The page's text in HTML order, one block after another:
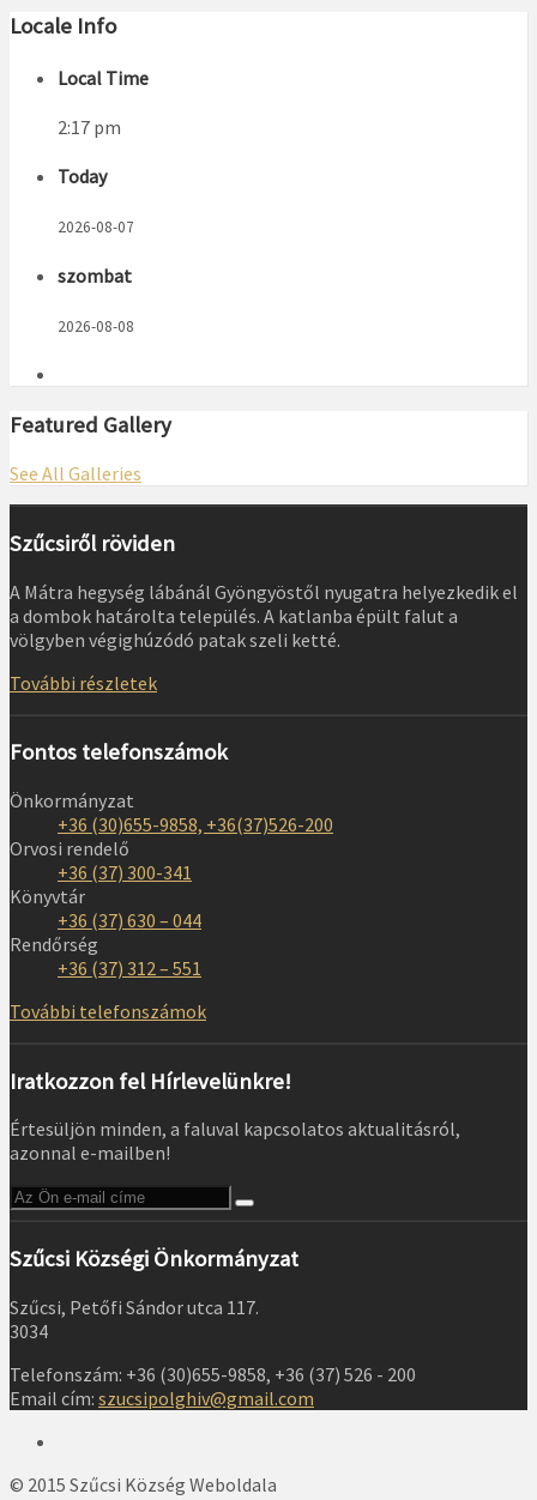
Locale Info
Local Time
2:17 pm
Today
2026-08-07
szombat
2026-08-08
Featured Gallery
See All Galleries
Szűcsiről röviden
A Mátra hegység lábánál Gyöngyöstől nyugatra helyezkedik el
a dombok határolta település. A katlanba épült falut a
völgyben végighúzódó patak szeli ketté.
További részletek
Fontos telefonszámok
Önkormányzat
+36 (30)655-9858, +36(37)526-200
Orvosi rendelő
+36 (37) 300-341
Könyvtár
+36 (37) 630 – 044
Rendőrség
+36 (37) 312 – 551
További telefonszámok
Iratkozzon fel Hírlevelünkre!
Értesüljön minden, a faluval kapcsolatos aktualitásról,
azonnal e-mailben!
Szűcsi Községi Önkormányzat
Szűcsi, Petőfi Sándor utca 117.
3034
Telefonszám: +36 (30)655-9858, +36 (37) 526 - 200
Email cím: szucsipolghiv@gmail.com
© 2015 Szűcsi Község Weboldala